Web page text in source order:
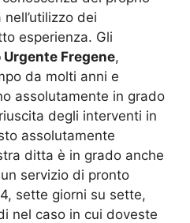
dei
esperienza. Gli
Fregene,
da molti anni e
assolutamente in grado
degli interventi in
assolutamente
ditta è in grado anche
servizio di pronto
sette giorni su sette,
nel caso in cui doveste